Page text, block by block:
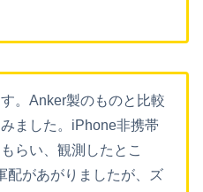
。Anker製のものと比較
ました。iPhone非携帯
らい、観測したとこ
配があがりましたが、ズ